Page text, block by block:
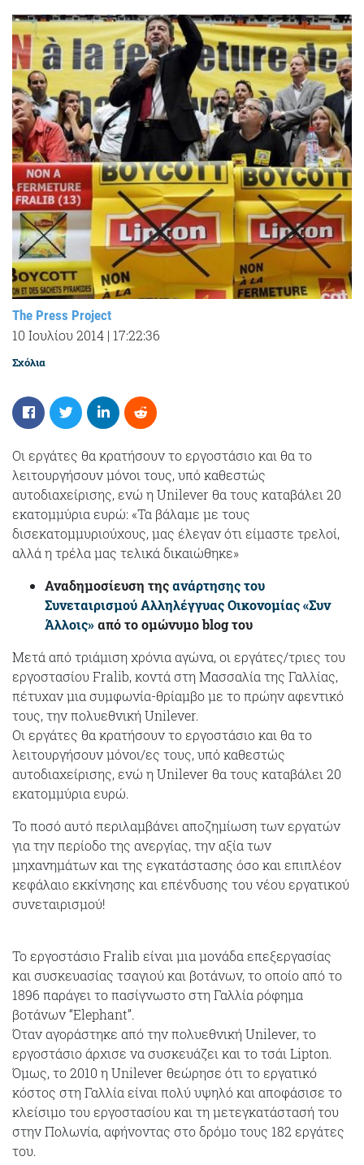
The Press Project
10 Ιουλίου 2014 | 17:22:36
Σχόλια
Οι εργάτες θα κρατήσουν το εργοστάσιο και θα το
λειτουργήσουν μόνοι τους, υπό καθεστώς
αυτοδιαχείρισης, ενώ η Unilever θα τους καταβάλει 20
εκατομμύρια ευρώ: «Τα βάλαμε με τους
δισεκατομμυριούχους, μας έλεγαν ότι είμαστε τρελοί,
αλλά η τρέλα μας τελικά δικαιώθηκε»
Αναδημοσίευση τηςανάρτησης του
Συνεταιρισμού Αλληλέγγυας Οικονομίας «Συν
Άλλοις»από το ομώνυμο blog του
Μετά από τριάμιση χρόνια αγώνα, οι εργάτες/τριες του
εργοστασίου Fralib, κοντά στη Μασσαλία της Γαλλίας,
πέτυχαν μια συμφωνία-θρίαμβο με το πρώην αφεντικό
τους, την πολυεθνική Unilever.
Οι εργάτες θα κρατήσουν το εργοστάσιο και θα το
λειτουργήσουν μόνοι/ες τους, υπό καθεστώς
αυτοδιαχείρισης, ενώ η Unilever θα τους καταβάλει 20
εκατομμύρια ευρώ.
Το ποσό αυτό περιλαμβάνει αποζημίωση των εργατών
για την περίοδο της ανεργίας, την αξία των
μηχανημάτων και της εγκατάστασης όσο και επιπλέον
κεφάλαιο εκκίνησης και επένδυσης του νέου εργατικού
συνεταιρισμού!
Το εργοστάσιο Fralib είναι μια μονάδα επεξεργασίας
και συσκευασίας τσαγιού και βοτάνων, το οποίο από το
1896 παράγει το πασίγνωστο στη Γαλλία ρόφημα
βοτάνων “Elephant”.
Όταν αγοράστηκε από την πολυεθνική Unilever, το
εργοστάσιο άρχισε να συσκευάζει και το τσάι Lipton.
Όμως, το 2010 η Unilever θεώρησε ότι το εργατικό
κόστος στη Γαλλία είναι πολύ υψηλό και αποφάσισε το
κλείσιμο του εργοστασίου και τη μετεγκατάστασή του
στην Πολωνία, αφήνοντας στο δρόμο τους 182 εργάτες
του.